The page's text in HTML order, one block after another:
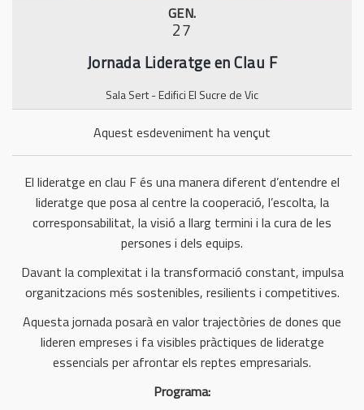
GEN.
27
Jornada Lideratge en Clau F
Sala Sert - Edifici El Sucre de Vic
Aquest esdeveniment ha vençut
El lideratge en clau F és una manera diferent d’entendre el
lideratge que posa al centre la cooperació, l’escolta, la
corresponsabilitat, la visió a llarg termini i la cura de les
persones i dels equips.
Davant la complexitat i la transformació constant, impulsa
organitzacions més sostenibles, resilients i competitives.
Aquesta jornada posarà en valor trajectòries de dones que
lideren empreses i fa visibles pràctiques de lideratge
essencials per afrontar els reptes empresarials.
Programa: